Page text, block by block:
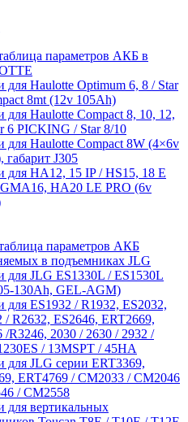
параметров АКБ в
для Haulotte Optimum 6, 8 / Star
8mt (12v 105Ah)
для Haulotte Compact 8, 10, 12,
6 PICKING / Star 8/10
для Haulotte Compact 8W (4×6v
габарит J305
для HA12, 15 IP / HS15, 18 E
HA20 LE PRO (6v
параметров АКБ
в подъемниках JLG
для JLG ES1330L / ES1530L
130Ah, GEL-AGM)
для ES1932 / R1932, ES2032,
/ R2632, ES2646, ERT2669,
/R3246, 2030 / 2630 / 2932 /
/ 13MSPT / 45HA
для JLG серии ERT3369,
ERT4769 / CM2033 / CM2046
/ CM2558
для вертикальных